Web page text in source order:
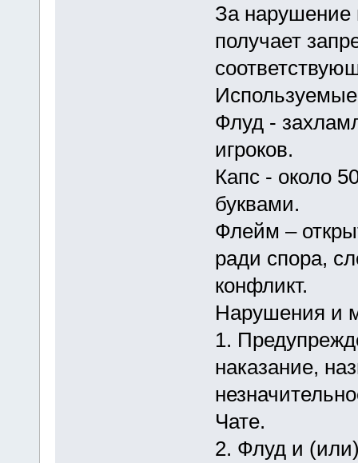
За нарушение
получает
Флуд -
игроков.
Капс - около
буквами.
Флейм –
ради спора,
конфликт.
Нарушения и
1.
наказание,
Чате.
2. Флуд и